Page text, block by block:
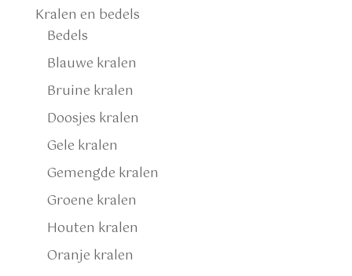
Kralen en bedels
Bedels
Blauwe kralen
Bruine kralen
Doosjes kralen
Gele kralen
Gemengde kralen
Groene kralen
Houten kralen
Oranje kralen